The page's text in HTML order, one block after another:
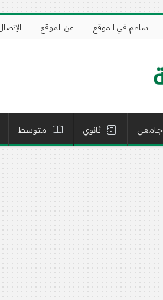
ساهم في الموقع عن الموقع
جامعي ثانوي متوسط